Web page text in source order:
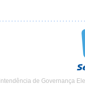
de Governança